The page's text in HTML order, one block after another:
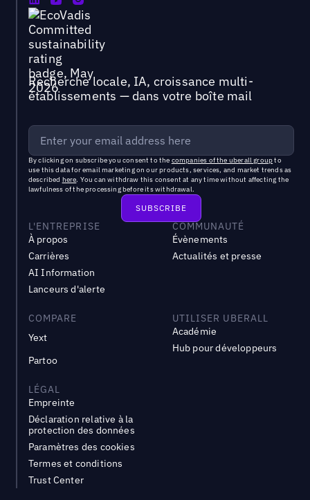
Recherche locale, IA, croissance multi-
établissements — dans votre boîte mail
By clicking on subscribe you consent to the companies of the uberall groupto
use this data for email marketing on our products, services, and market trends as
described here. You can withdraw this consent at any time without affecting the
lawfulness of the processing before its withdrawal.
L'ENTREPRISE
À propos
Carrières
AI Information
Lanceurs d'alerte
COMMUNAUTÉ
Évènements
Actualités et presse
COMPARE
Yext
Partoo
UTILISER UBERALL
Académie
Hub pour développeurs
LÉGAL
Empreinte
Déclaration relative à la
protection des données
Paramètres des cookies
Termes et conditions
Trust Center